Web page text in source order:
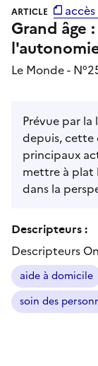
ARTICLE
Grand âge
Le Monde -
Prévue par la
depuis, cette
principaux
mettre à plat
dans la
Descripteurs :
Descripteurs
aide à domicile
soin des